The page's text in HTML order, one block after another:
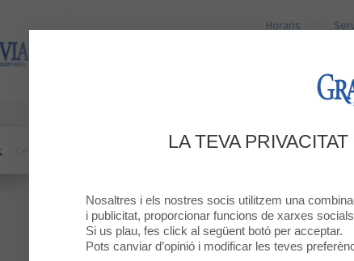
Horaris
LA TEVA
Nosaltres i els nostres socis utilitzem una
i publicitat, proporcionar funcions de xarxes
Si us plau, fes click al següent botó per acceptar.
Pots canviar d’opinió i modificar les teves